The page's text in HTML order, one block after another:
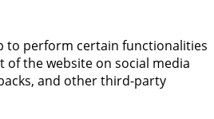
to perform certain functionalities
of the website on social media
and other third-party